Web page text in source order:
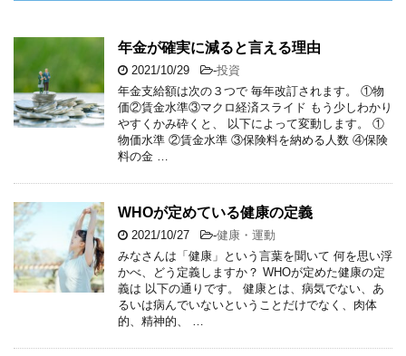
年金が確実に減ると言える理由
2021/10/29 -投資
年金支給額は次の３つで 毎年改訂されます。 ①物
価②賃金水準③マクロ経済スライド もう少しわかり
やすくかみ砕くと、 以下によって変動します。 ①
物価水準 ②賃金水準 ③保険料を納める人数 ④保険
料の金 …
WHOが定めている健康の定義
2021/10/27 -健康・運動
みなさんは「健康」という言葉を聞いて 何を思い浮
かべ、どう定義しますか？ WHOが定めた健康の定
義は 以下の通りです。 健康とは、病気でない、あ
るいは病んでいないということだけでなく、肉体
的、精神的、 …